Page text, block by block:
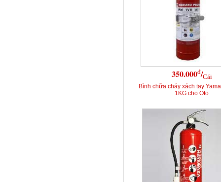
350.000đ/Cái
Bình chữa cháy xách tay
1KG cho Oto